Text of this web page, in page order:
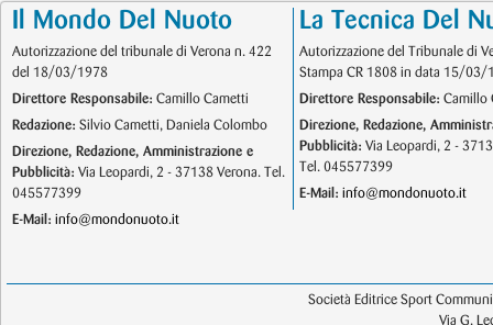
Il Mondo Del Nuoto
Autorizzazione del tribunale di Verona n. 422
del 18/03/1978
Direttore Responsabile: Camillo Cametti
Redazione: Silvio Cametti, Daniela Colombo
Direzione, Redazione, Amministrazione e
Pubblicità: Via Leopardi, 2 - 37138 Verona. Tel.
045577399
E-Mail: info@mondonuoto.it
La Tecnica Del
Autorizzazione del Tribunale di
Stampa CR 1808 in data 15/03/
Direttore Responsabile: Camillo
Direzione, Redazione,
Pubblicità: Via Leopardi, 2 -
Tel. 045577399
E-Mail: info@mondonuoto.it
Società Editrice Sport
Via G.